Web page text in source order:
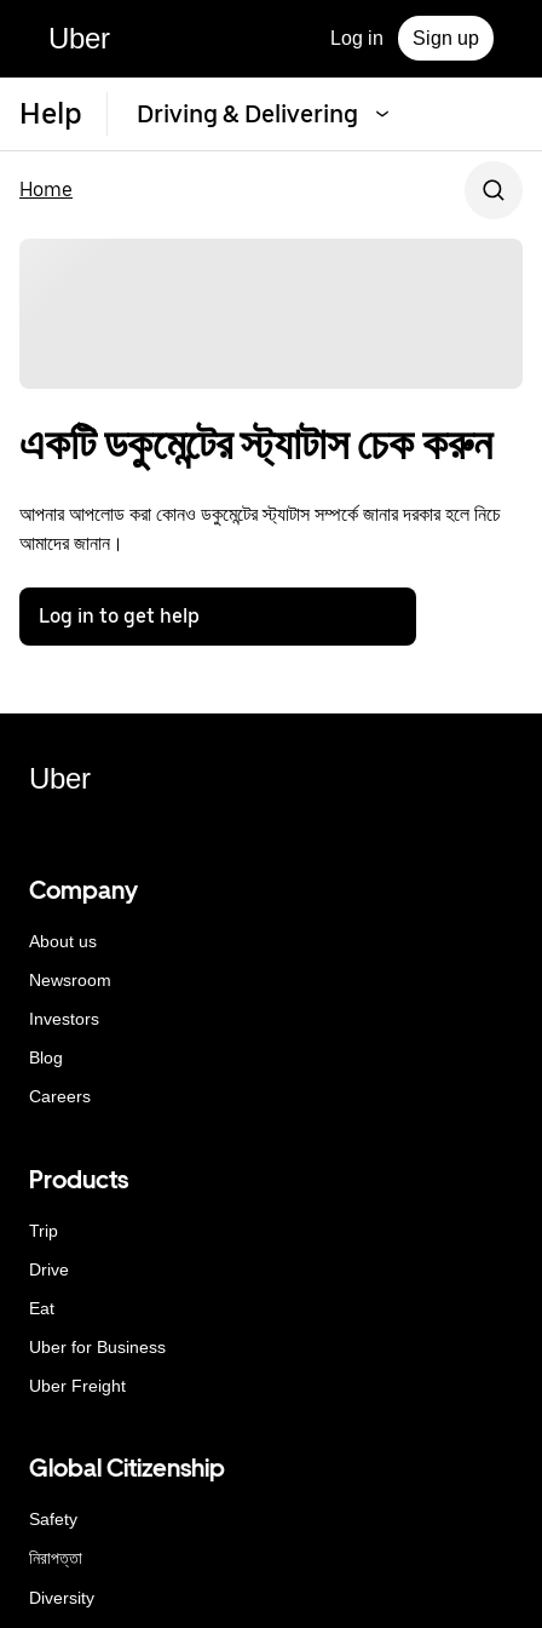
Uber Log in Sign up
Help Driving & Delivering
Home
একটি ডকুমেন্টের স্ট্যাটাস চেক করুন
আপনার আপলোড করা কোনও ডকুমেন্টের স্ট্যাটাস সম্পর্কে জানার দরকার হলে নিচে
আমাদের জানান।
Log in to get help
Uber
Company
About us
Newsroom
Investors
Blog
Careers
Products
Trip
Drive
Eat
Uber for Business
Uber Freight
Global Citizenship
Safety
নিরাপত্তা
Diversity